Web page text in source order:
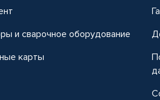
и сварочное оборудование
карты